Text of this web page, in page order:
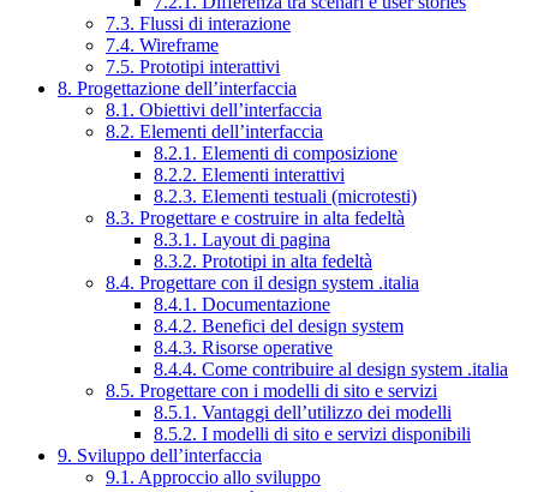
7.3. Flussi di interazione
7.4. Wireframe
7.5. Prototipi interattivi
8. Progettazione dell’interfaccia
8.1. Obiettivi dell’interfaccia
8.2. Elementi dell’interfaccia
8.2.1. Elementi di composizione
8.2.2. Elementi interattivi
8.2.3. Elementi testuali (microtesti)
8.3. Progettare e costruire in alta fedeltà
8.3.1. Layout di pagina
8.3.2. Prototipi in alta fedeltà
8.4. Progettare con il design system .italia
8.4.1. Documentazione
8.4.2. Benefici del design system
8.4.3. Risorse operative
8.4.4. Come contribuire al design system .italia
8.5. Progettare con i modelli di sito e servizi
8.5.1. Vantaggi dell’utilizzo dei modelli
8.5.2. I modelli di sito e servizi disponibili
9. Sviluppo dell’interfaccia
9.1. Approccio allo sviluppo